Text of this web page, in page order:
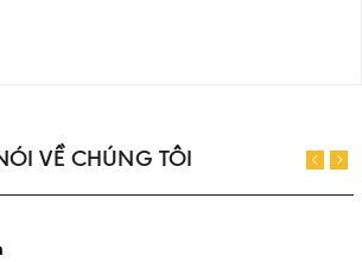
VỀ CHÚNG TÔI